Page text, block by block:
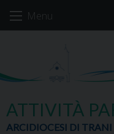
Menu
ATTIVITÀ
ARCIDIOCESI DI